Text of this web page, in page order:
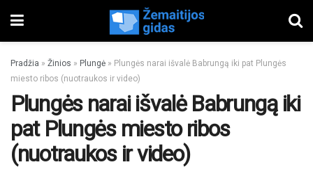
Pradžia » Žinios » Plungė » Plungės na­rai iš­va­lė Bab­run­gą iki pat Plun­gės
mies­to ri­bos (nuotraukos ir video)
Plungės na­rai iš­va­lė Bab­run­gą iki
pat Plun­gės mies­to ri­bos
(nuotraukos ir video)